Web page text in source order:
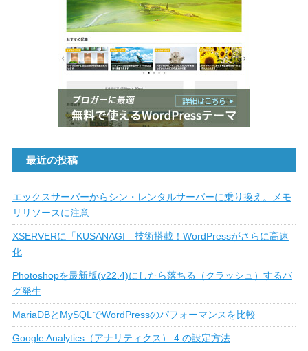
最近の投稿
エックスサーバーからシン・レンタルサーバーに乗り換え。メモ
リリソースに注意
XSERVERに「KUSANAGI」技術搭載！WordPressがさらに高速
化
Photoshopを最新版(v22.4)にしたら落ちる（クラッシュ）するバ
グ発生
MariaDBとMySQLでWordPressのパフォーマンスを比較
Google Analytics（アナリティクス） 4 の設定方法